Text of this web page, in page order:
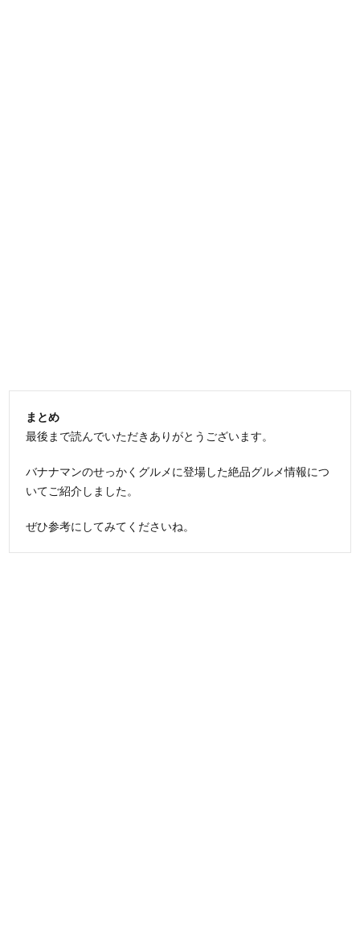
まとめ
最後まで読んでいただきありがとうございます。
バナナマンのせっかくグルメに登場した絶品グルメ情報につ
いてご紹介しました。
ぜひ参考にしてみてくださいね。